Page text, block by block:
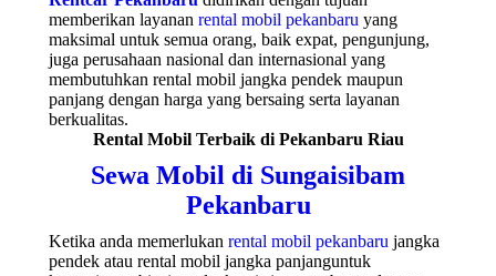
memberikan layanan rental mobil pekanbaru yang
maksimal untuk semua orang, baik expat, pengunjung,
juga perusahaan nasional dan internasional yang
membutuhkan rental mobil jangka pendek maupun
panjang dengan harga yang bersaing serta layanan
berkualitas.
Rental Mobil Terbaik di Pekanbaru Riau
Sewa Mobil di Sungaisibam
Pekanbaru
Ketika anda memerlukan rental mobil pekanbaru jangka
pendek atau rental mobil jangka panjanguntuk